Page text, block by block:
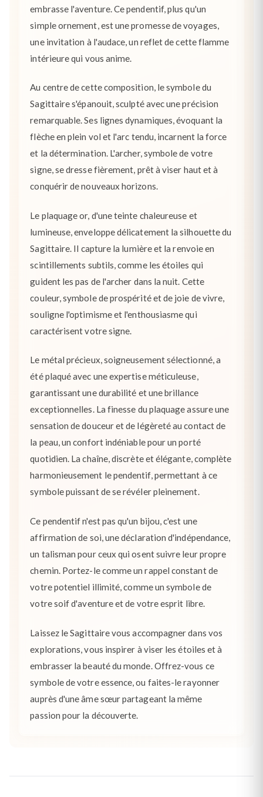
embrasse l'aventure. Ce pendentif, plus qu'un
simple ornement, est une promesse de voyages,
une invitation à l'audace, un reflet de cette flamme
intérieure qui vous anime.
Au centre de cette composition, le symbole du
Sagittaire s'épanouit, sculpté avec une précision
remarquable. Ses lignes dynamiques, évoquant la
flèche en plein vol et l'arc tendu, incarnent la force
et la détermination. L'archer, symbole de votre
signe, se dresse fièrement, prêt à viser haut et à
conquérir de nouveaux horizons.
Le plaquage or, d'une teinte chaleureuse et
lumineuse, enveloppe délicatement la silhouette du
Sagittaire. Il capture la lumière et la renvoie en
scintillements subtils, comme les étoiles qui
guident les pas de l'archer dans la nuit. Cette
couleur, symbole de prospérité et de joie de vivre,
souligne l'optimisme et l'enthousiasme qui
caractérisent votre signe.
Le métal précieux, soigneusement sélectionné, a
été plaqué avec une expertise méticuleuse,
garantissant une durabilité et une brillance
exceptionnelles. La finesse du plaquage assure une
sensation de douceur et de légèreté au contact de
la peau, un confort indéniable pour un porté
quotidien. La chaîne, discrète et élégante, complète
harmonieusement le pendentif, permettant à ce
symbole puissant de se révéler pleinement.
Ce pendentif n'est pas qu'un bijou, c'est une
affirmation de soi, une déclaration d'indépendance,
un talisman pour ceux qui osent suivre leur propre
chemin. Portez-le comme un rappel constant de
votre potentiel illimité, comme un symbole de
votre soif d'aventure et de votre esprit libre.
Laissez le Sagittaire vous accompagner dans vos
explorations, vous inspirer à viser les étoiles et à
embrasser la beauté du monde. Offrez-vous ce
symbole de votre essence, ou faites-le rayonner
auprès d'une âme sœur partageant la même
passion pour la découverte.